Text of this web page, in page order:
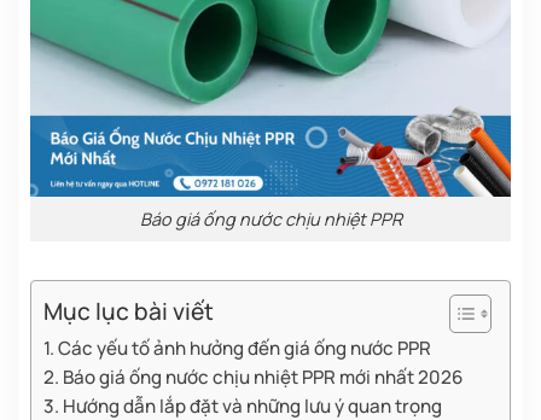
Báo giá ống nước chịu nhiệt PPR
Mục lục bài viết
1. Các yếu tố ảnh hưởng đến giá ống nước PPR
2. Báo giá ống nước chịu nhiệt PPR mới nhất 2026
3. Hướng dẫn lắp đặt và những lưu ý quan trọng